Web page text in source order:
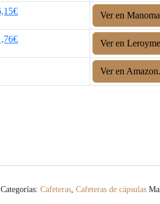
Ver en
Ver en
Ver en
Categorías:Cafeteras,Cafeteras de cápsulas